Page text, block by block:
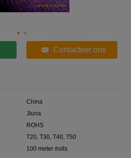
Contacteer ons
China
Jiuna
ROHS
T20, T30, T40, T50
100 meter /rolls